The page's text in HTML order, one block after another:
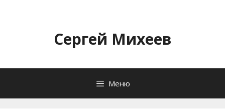
содержимомуСергей Михеев
Меню